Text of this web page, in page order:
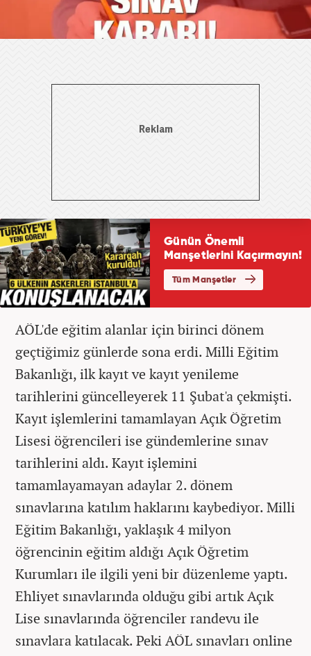
AÖL'de eğitim alanlar için birinci dönem
geçtiğimiz günlerde sona erdi. Milli Eğitim
Bakanlığı, ilk kayıt ve kayıt yenileme
tarihlerini güncelleyerek 11 Şubat'a çekmişti.
Kayıt işlemlerini tamamlayan Açık Öğretim
Lisesi öğrencileri ise gündemlerine sınav
tarihlerini aldı. Kayıt işlemini
tamamlayamayan adaylar 2. dönem
sınavlarına katılım haklarını kaybediyor. Milli
Eğitim Bakanlığı, yaklaşık 4 milyon
öğrencinin eğitim aldığı Açık Öğretim
Kurumları ile ilgili yeni bir düzenleme yaptı.
Ehliyet sınavlarında olduğu gibi artık Açık
Lise sınavlarında öğrenciler randevu ile
sınavlara katılacak. Peki AÖL sınavları online